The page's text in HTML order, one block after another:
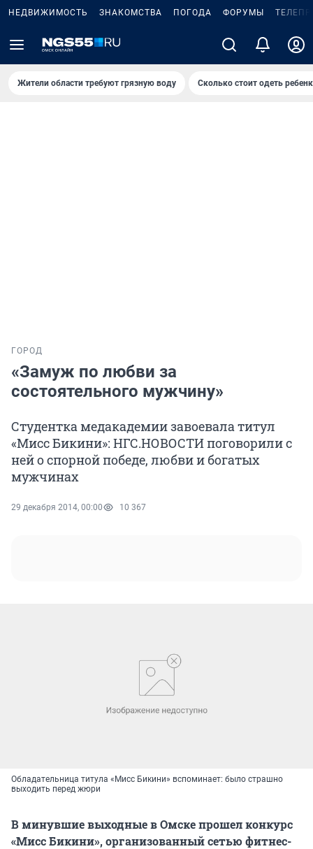
НЕДВИЖИМОСТЬ ЗНАКОМСТВА ПОГОДА ФОРУМЫ
Жители области требуют грязную воду Сколько стоит одеть
ГОРОД
«Замуж по любви за
состоятельного мужчину»
Студентка медакадемии завоевала титул
«Мисс Бикини»: НГС.НОВОСТИ поговорили с
ней о спорной победе, любви и богатых
мужчинах
29 декабря 2014, 00:00 10 367
Обладательница титула «Мисс Бикини» вспоминает: было страшно
выходить перед жюри
В минувшие выходные в Омске прошел конкурс
«Мисс Бикини», организованный сетью фитнес-